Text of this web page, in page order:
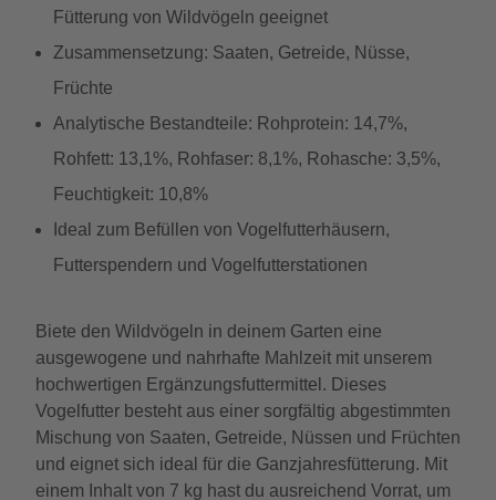
Fütterung von Wildvögeln geeignet
Zusammensetzung: Saaten, Getreide, Nüsse,
Früchte
Analytische Bestandteile: Rohprotein: 14,7%,
Rohfett: 13,1%, Rohfaser: 8,1%, Rohasche: 3,5%,
Feuchtigkeit: 10,8%
Ideal zum Befüllen von Vogelfutterhäusern,
Futterspendern und Vogelfutterstationen
Biete den Wildvögeln in deinem Garten eine
ausgewogene und nahrhafte Mahlzeit mit unserem
hochwertigen Ergänzungsfuttermittel. Dieses
Vogelfutter besteht aus einer sorgfältig abgestimmten
Mischung von Saaten, Getreide, Nüssen und Früchten
und eignet sich ideal für die Ganzjahresfütterung. Mit
einem Inhalt von 7 kg hast du ausreichend Vorrat, um